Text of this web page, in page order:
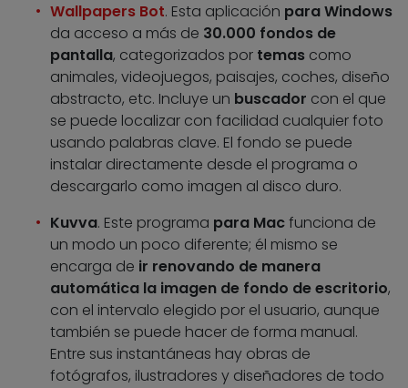
Wallpapers Bot. Esta aplicación para Windows
da acceso a más de 30.000 fondos de
pantalla, categorizados por temas como
animales, videojuegos, paisajes, coches, diseño
abstracto, etc. Incluye un buscador con el que
se puede localizar con facilidad cualquier foto
usando palabras clave. El fondo se puede
instalar directamente desde el programa o
descargarlo como imagen al disco duro.
Kuvva. Este programa para Macfunciona de
un modo un poco diferente; él mismo se
encarga de ir renovando de manera
automática la imagen de fondo de escritorio,
con el intervalo elegido por el usuario, aunque
también se puede hacer de forma manual.
Entre sus instantáneas hay obras de
fotógrafos, ilustradores y diseñadores de todo